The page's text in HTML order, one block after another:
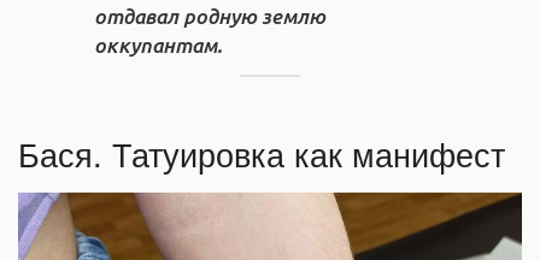
отдавал родную землю
оккупантам.
Бася. Татуировка как манифест